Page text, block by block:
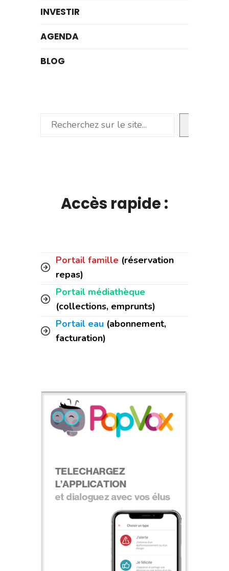
INVESTIR
AGENDA
BLOG
Rechercher
Accès rapide :
Portail famille (réservation
repas)
Portail médiathèque
(collections, emprunts)
Portail eau (abonnement,
facturation)